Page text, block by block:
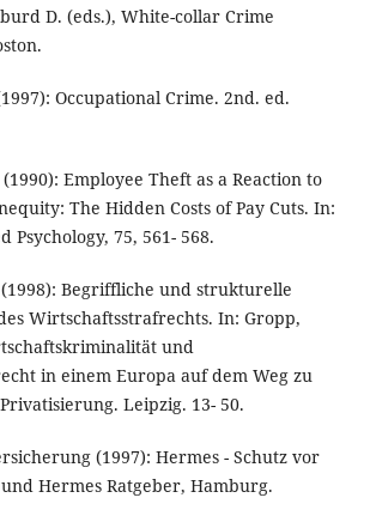
D. (eds.), White-collar Crime
Occupational Crime. 2nd. ed.
Employee Theft as a Reaction to
The Hidden Costs of Pay Cuts. In:
Psychology, 75, 561- 568.
Begriffliche und strukturelle
Wirtschaftsstrafrechts. In: Gropp,
und
in einem Europa auf dem Weg zu
Leipzig. 13- 50.
(1997): Hermes - Schutz vor
Hermes Ratgeber, Hamburg.